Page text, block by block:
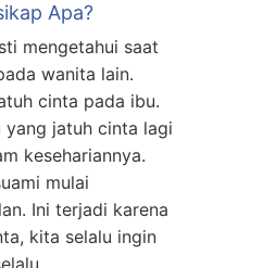
Apa?
mengetahui saat
wanita lain.
cinta pada ibu.
jatuh cinta lagi
kesehariannya.
mulai
Ini terjadi karena
kita selalu ingin
…